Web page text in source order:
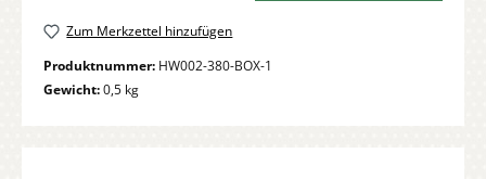
Zum Merkzettel hinzufügen
Produktnummer: HW002-380-BOX-1
Gewicht:0,5 kg